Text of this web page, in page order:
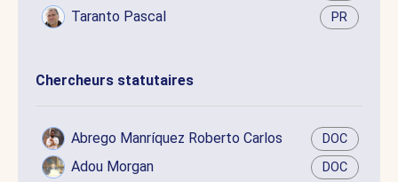
Taranto Pascal PR
Chercheurs statutaires
Abrego Manríquez Roberto Carlos DOC
Adou Morgan DOC